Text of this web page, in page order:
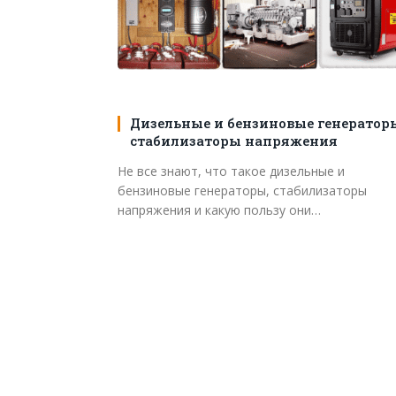
Дизельные и бензиновые
стабилизаторы напряжения
Не все знают, что такое дизельные и
бензиновые генераторы, стабилизаторы
напряжения и какую пользу они…